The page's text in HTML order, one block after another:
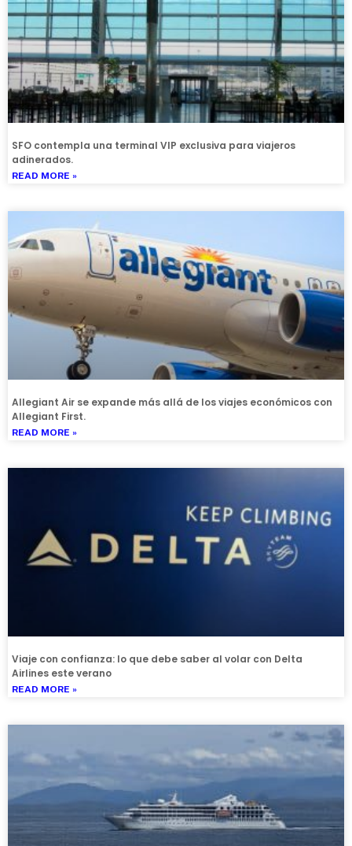
SFO contempla una terminal VIP exclusiva para viajeros
adinerados.
READ MORE »
Allegiant Air se expande más allá de los viajes económicos con
Allegiant First.
READ MORE »
Viaje con confianza: lo que debe saber al volar con Delta
Airlines este verano
READ MORE »